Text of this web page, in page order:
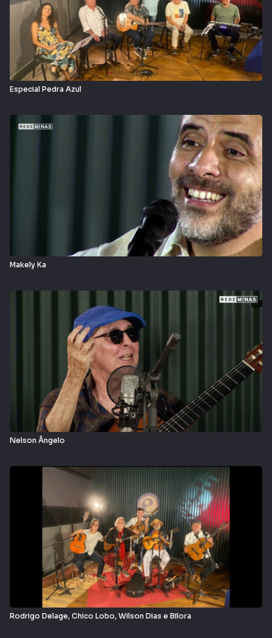
Especial Pedra Azul
Makely Ka
Nelson Ângelo
Rodrigo Delage, Chico Lobo, Wilson Dias e Bilora